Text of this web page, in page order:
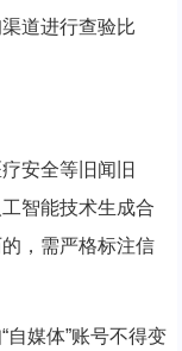
道进行查验比
安全等旧闻旧
智能技术生成合
，需严格标注信
媒体”账号不得变